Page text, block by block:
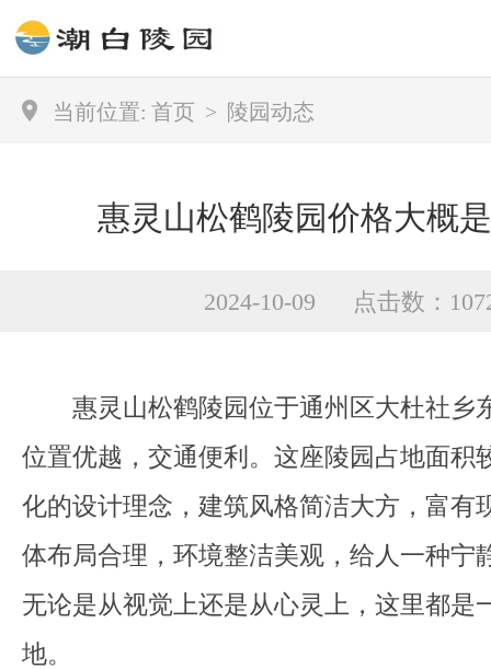
当前位置: 首页 > 陵园动态
惠灵山松鹤陵园价格大概
2024-10-09 点击数：
惠灵山松鹤陵园位于通州区大杜社乡
位置优越，交通便利。这座陵园占地面积
化的设计理念，建筑风格简洁大方，富有
体布局合理，环境整洁美观，给人一种宁
无论是从视觉上还是从心灵上，这里都是
地。